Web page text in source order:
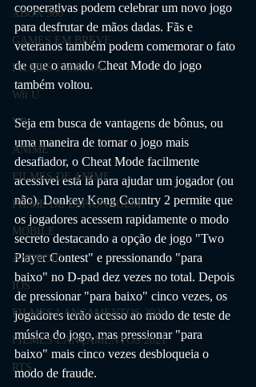
XBOX 360
GAMES EM BREVE
FILMES FAMÍLIA
Wii U
VR
ANIME
FILMES DE ANIME
FILME DE ESPIONAGEM
MOBILE
ANDROID
IOS
FILMES LANÇAMENTOS 2020
FILMES LANÇAMENTOS 2021
RTS
cooperativas podem celebrar um novo jogo
para desfrutar de mãos dadas. Fãs e
veteranos também podem comemorar o fato
de que o amado Cheat Mode do jogo
também voltou.
Seja em busca de vantagens de bônus, ou
uma maneira de tornar o jogo mais
desafiador, o Cheat Mode facilmente
acessível está lá para ajudar um jogador (ou
não). Donkey Kong Country 2 permite que
os jogadores acessem rapidamente o modo
secreto destacando a opção de jogo "Two
Player Contest" e pressionando "para
baixo" no D-pad dez vezes no total. Depois
de pressionar "para baixo" cinco vezes, os
jogadores terão acesso ao modo de teste de
música do jogo, mas pressionar "para
baixo" mais cinco vezes desbloqueia o
modo de fraude.